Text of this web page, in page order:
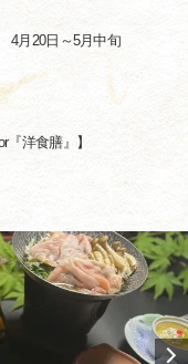
4月20日～5月中旬
洋食膳』】